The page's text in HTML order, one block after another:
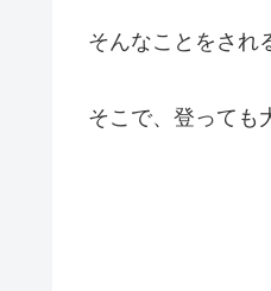
そんなことをされ
そこで、登っても